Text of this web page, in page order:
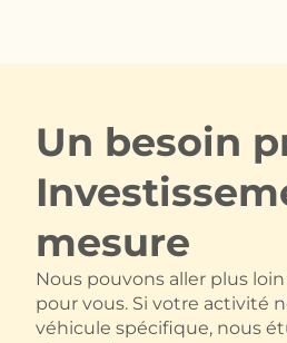
Un besoin
mesure
Nous pouvons aller plus
pour vous. Si votre activité
véhicule spécifique, nous